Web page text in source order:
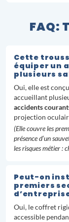
FAQ:
Cette
équiper un
plusieurs
Oui, elle est
accueillant
accidents
projection
(Elle couvre les
présence d’un
les risques métier :
Peut-on
premiers
Oui, le coffret
accessible